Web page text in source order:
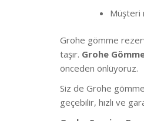
Müşteri
Grohe gömme
taşır. Grohe
önceden önlüyoruz.
Siz de Grohe
geçebilir, hızlı ve